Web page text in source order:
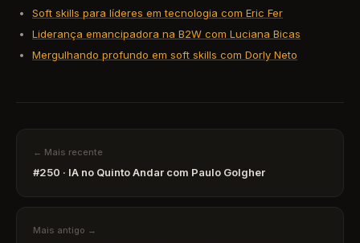
Soft skills para líderes em tecnologia com Eric Fer
Liderança emancipadora na B2W com Luciana Bicas
Mergulhando profundo em soft skills com Dorly Neto
← Mais recente
#250 · IA no Quinto Andar com Paulo Golgher
Mais antigo →